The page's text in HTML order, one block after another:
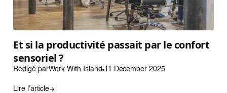
Et si la productivité passait par le confort
sensoriel ?
Rédigé parWork With Island 11 December 2025
Lire l'article